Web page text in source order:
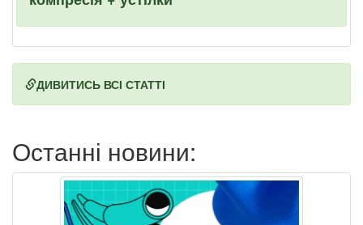
ДИВИТИСЬ ВСІ СТАТТІ
Останні новини: